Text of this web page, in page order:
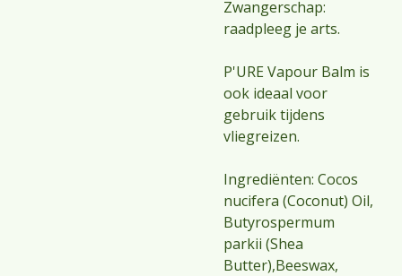
Zwangerschap:
raadpleeg je arts.
P'URE Vapour Balm is
ook ideaal voor
gebruik tijdens
vliegreizen.
Ingrediënten: Cocos
nucifera (Coconut) Oil,
Butyrospermum
parkii (Shea
Butter),Beeswax,